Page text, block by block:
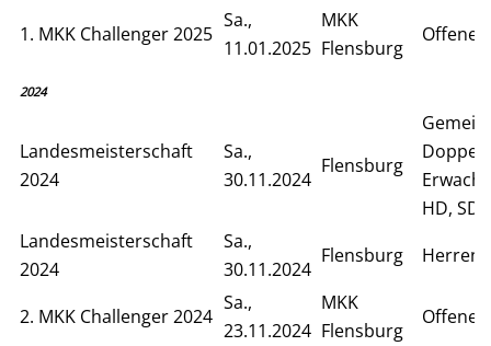
1. MKK Challenger 2025
Sa.,
11.01.2025
MKK
Flensburg
2024
Landesmeisterschaft
2024
Sa.,
30.11.2024
Flensburg
HD, SD)
Landesmeisterschaft
2024
Sa.,
30.11.2024
Flensburg Herren
2. MKK Challenger 2024
Sa.,
23.11.2024
MKK
Flensburg